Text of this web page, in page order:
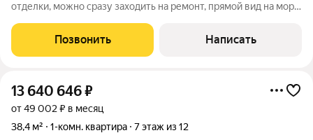
отделки, можно сразу заходить на ремонт, прямой вид на море,
Позвонить Написать
13 640 646₽
от 49 002 ₽ в месяц
38,4 м²
1-комн. квартира 7 этаж из 12